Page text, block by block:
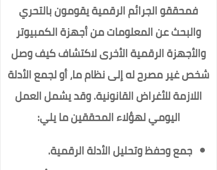
فمحققو الجرائم الرقمية يقومون بالتحري
والبحث عن المعلومات من أجهزة الكمبيوتر
والأجهزة الرقمية الأخرى لاكتشاف كيف وصل
شخص غير مصرح له إلى نظام ما، أو لجمع الأدلة
اللازمة للأغراض القانونية. وقد يشمل العمل
اليومي لهؤلاء المحققين ما يلي:
جمع وحفظ وتحليل الأدلة الرقمية.